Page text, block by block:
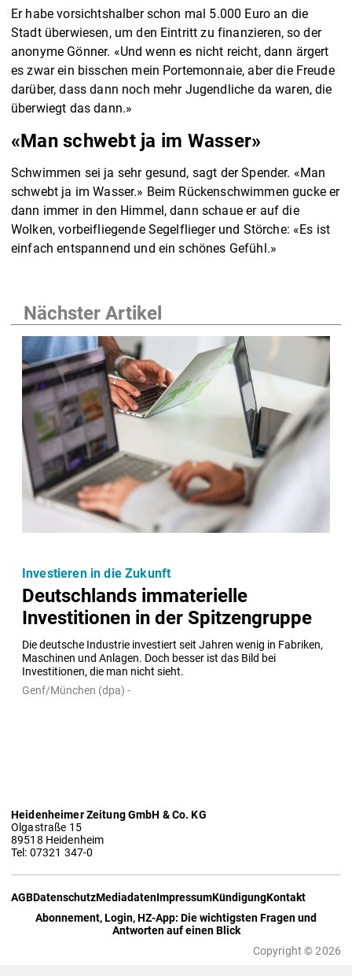
Er habe vorsichtshalber schon mal 5.000 Euro an die
Stadt überwiesen, um den Eintritt zu finanzieren, so der
anonyme Gönner. «Und wenn es nicht reicht, dann ärgert
es zwar ein bisschen mein Portemonnaie, aber die Freude
darüber, dass dann noch mehr Jugendliche da waren, die
überwiegt das dann.»
«Man schwebt ja im Wasser»
Schwimmen sei ja sehr gesund, sagt der Spender. «Man
schwebt ja im Wasser.» Beim Rückenschwimmen gucke er
dann immer in den Himmel, dann schaue er auf die
Wolken, vorbeifliegende Segelflieger und Störche: «Es ist
einfach entspannend und ein schönes Gefühl.»
Nächster Artikel
Deutschlands immaterielle
Investitionen in der Spitzengruppe
Die deutsche Industrie investiert seit Jahren wenig in Fabriken,
Maschinen und Anlagen. Doch besser ist das Bild bei
Investitionen, die man nicht sieht.
Investieren in die Zukunft
Genf/München (dpa) -
Heidenheimer Zeitung GmbH & Co. KG
Olgastraße 15
89518 Heidenheim
Tel: 07321 347-0
AGBDatenschutzMediadatenImpressumKündigungKontakt
Abonnement, Login, HZ-App: Die wichtigsten Fragen und
Antworten auf einen Blick
Copyright © 2026